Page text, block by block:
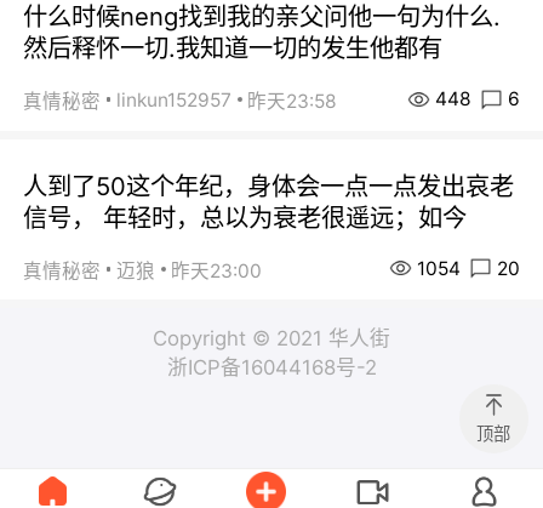
什么时候neng找到我的亲父问他一句为什么.
然后释怀一切.我知道一切的发生他都有
真情秘密 linkun152957 昨天23:58 448 6
人到了50这个年纪，身体会一点一点发出哀老
信号， 年轻时，总以为衰老很遥远；如今
真情秘密 迈狼 昨天23:00 1054 20
Copyright © 2021 华人街
浙ICP备16044168号-2
顶部